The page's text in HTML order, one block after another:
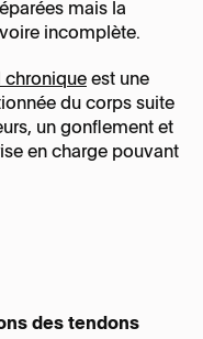
mais la
incomplète.
chronique est une
du corps suite
un gonflement et
en charge pouvant
des tendons